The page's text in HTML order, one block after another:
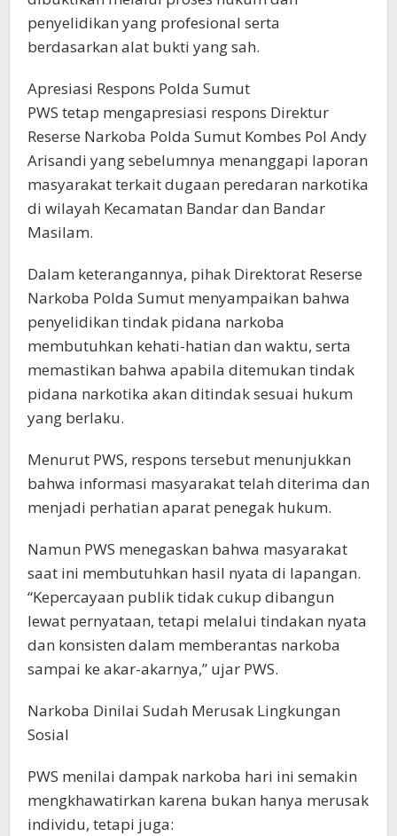
penyelidikan yang profesional serta
berdasarkan alat bukti yang sah.
Apresiasi Respons Polda Sumut
PWS tetap mengapresiasi respons Direktur
Reserse Narkoba Polda Sumut Kombes Pol Andy
Arisandi yang sebelumnya menanggapi laporan
masyarakat terkait dugaan peredaran narkotika
di wilayah Kecamatan Bandar dan Bandar
Masilam.
Dalam keterangannya, pihak Direktorat Reserse
Narkoba Polda Sumut menyampaikan bahwa
penyelidikan tindak pidana narkoba
membutuhkan kehati-hatian dan waktu, serta
memastikan bahwa apabila ditemukan tindak
pidana narkotika akan ditindak sesuai hukum
yang berlaku.
Menurut PWS, respons tersebut menunjukkan
bahwa informasi masyarakat telah diterima dan
menjadi perhatian aparat penegak hukum.
Namun PWS menegaskan bahwa masyarakat
saat ini membutuhkan hasil nyata di lapangan.
“Kepercayaan publik tidak cukup dibangun
lewat pernyataan, tetapi melalui tindakan nyata
dan konsisten dalam memberantas narkoba
sampai ke akar-akarnya,” ujar PWS.
Narkoba Dinilai Sudah Merusak Lingkungan
Sosial
PWS menilai dampak narkoba hari ini semakin
mengkhawatirkan karena bukan hanya merusak
individu, tetapi juga: